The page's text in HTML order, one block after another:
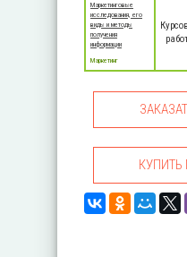
Маркетинговые
исследования, его
виды и методы
получения
информации
Маркетинг
КУПИТЬ